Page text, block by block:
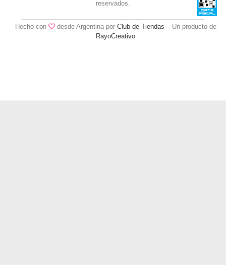
reservados.
Hecho con desde Argentina por Club de Tiendas – Un producto de
RayoCreativo